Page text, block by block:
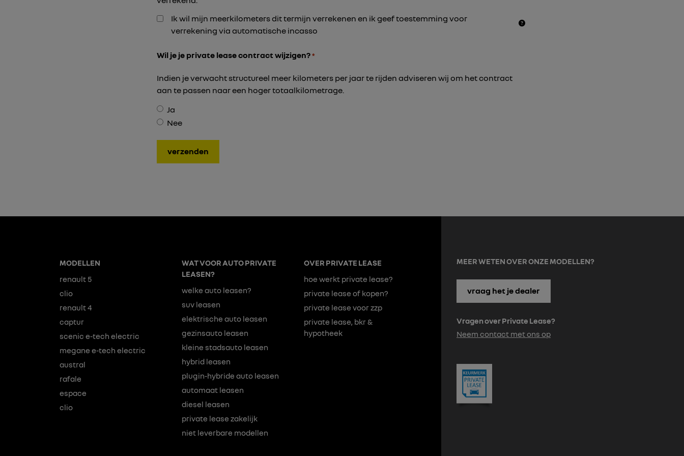
Ik wil mijn meerkilometers dit termijn verrekenen en ik geef toestemming voor
verrekening via automatische incasso
Wil je je private lease contract wijzigen? *
Indien je verwacht structureel meer kilometers per jaar te rijden adviseren wij om het contract
aan te passen naar een hoger totaalkilometrage.
Ja
Nee
verzenden
MEER WETEN OVER ONZE MODELLEN?
vraag het je dealer
Vragen over Private Lease?
Neem contact met ons op
MODELLEN
renault 5
clio
renault 4
captur
scenic e-tech electric
megane e-tech electric
austral
rafale
espace
clio
WAT VOOR AUTO PRIVATE
LEASEN?
welke auto leasen?
suv leasen
elektrische auto leasen
gezinsauto leasen
kleine stadsauto leasen
hybrid leasen
plugin-hybride auto leasen
automaat leasen
diesel leasen
private lease zakelijk
niet leverbare modellen
OVER PRIVATE LEASE
hoe werkt private lease?
private lease of kopen?
private lease voor zzp
private lease, bkr &
hypotheek